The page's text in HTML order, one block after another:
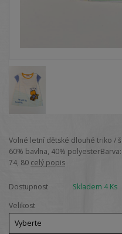
Volné letní dětské dlouhé triko /
60% bavlna, 40%
74, 80 celý popis
Dostupnost
Skladem 4 Ks
Velikost